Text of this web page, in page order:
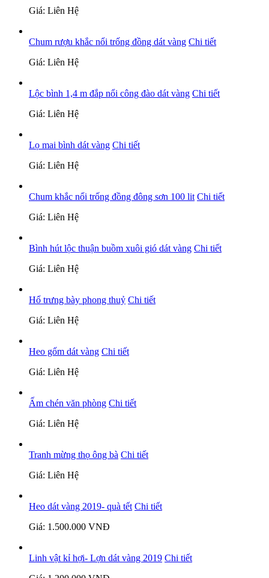
Giá: Liên Hệ
Chum rượu khắc nổi trống đồng dát vàng Chi tiết
Giá: Liên Hệ
Lộc bình 1,4 m đắp nổi công đào dát vàng Chi tiết
Giá: Liên Hệ
Lọ mai bình dát vàng Chi tiết
Giá: Liên Hệ
Chum khắc nổi trống đồng đông sơn 100 lit Chi tiết
Giá: Liên Hệ
Bình hút lộc thuận buồm xuôi gió dát vàng Chi tiết
Giá: Liên Hệ
Hổ trưng bày phong thuỷ Chi tiết
Giá: Liên Hệ
Heo gốm dát vàng Chi tiết
Giá: Liên Hệ
Ấm chén văn phòng Chi tiết
Giá: Liên Hệ
Tranh mừng thọ ông bà Chi tiết
Giá: Liên Hệ
Heo dát vàng 2019- quà tết Chi tiết
Giá: 1.500.000 VNĐ
Linh vật kỉ hợi- Lợn dát vàng 2019 Chi tiết